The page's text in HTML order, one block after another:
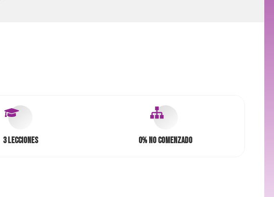
3 Lecciones 0%No comenzado